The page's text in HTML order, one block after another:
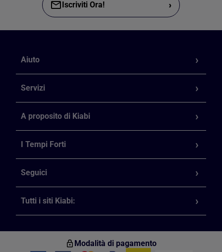
Iscriviti Ora! ›
Aiuto
Servizi
A proposito di Kiabi
I Tempi Forti
Seguici
Tutti i siti Kiabi:
Modalità di pagamento